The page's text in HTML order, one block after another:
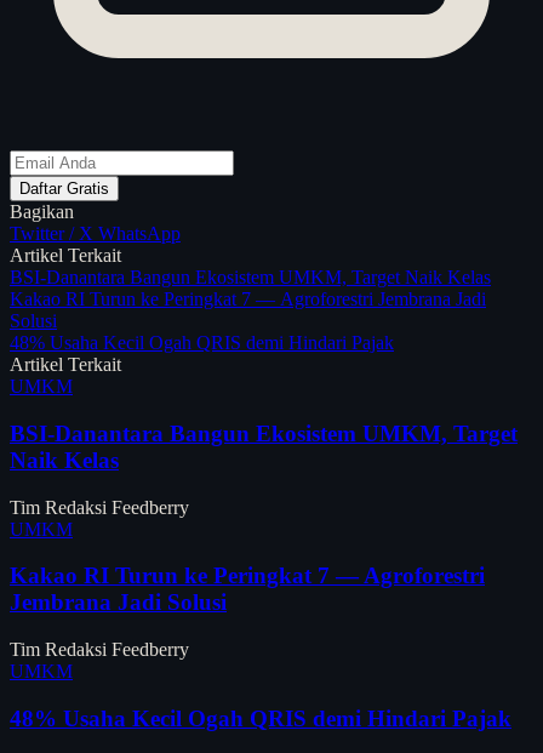
Daftar Gratis
Bagikan
Twitter / X WhatsApp
Artikel Terkait
BSI-Danantara Bangun Ekosistem UMKM, Target Naik Kelas
Kakao RI Turun ke Peringkat 7 — Agroforestri Jembrana Jadi
Solusi
48% Usaha Kecil Ogah QRIS demi Hindari Pajak
Artikel Terkait
UMKM
BSI-Danantara Bangun Ekosistem UMKM, Target
Naik Kelas
Tim Redaksi Feedberry
UMKM
Kakao RI Turun ke Peringkat 7 — Agroforestri
Jembrana Jadi Solusi
Tim Redaksi Feedberry
UMKM
48% Usaha Kecil Ogah QRIS demi Hindari Pajak